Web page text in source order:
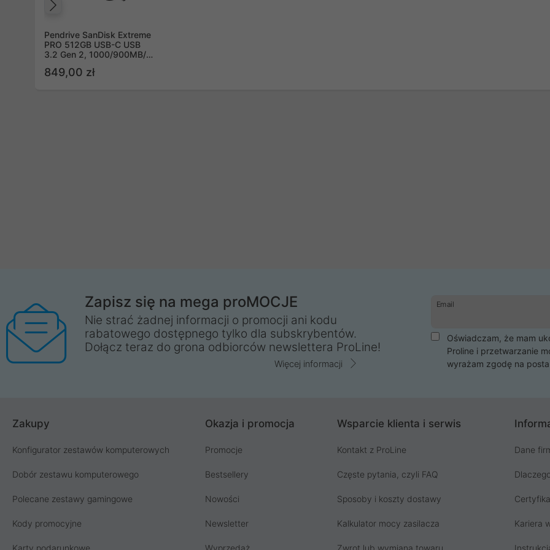
Pendrive SanDisk Extreme
PRO 512GB USB-C USB
3.2 Gen 2, 1000/900MB/s,
849,00 zł
Zapisz się na mega proMOCJE
Nie strać żadnej informacji o promocji ani kodu
rabatowego dostępnego tylko dla subskrybentów.
Dołącz teraz do grona odbiorców newslettera ProLine!
Więcej informacji
Email
Oświadczam, że mam
Proline i przetwarzanie
wyrażam zgodę na
Zakupy
Konfigurator zestawów komputerowych
Dobór zestawu komputerowego
Polecane zestawy gamingowe
Kody promocyjne
Karty podarunkowe
Okazja i promocja
Promocje
Bestsellery
Nowości
Newsletter
Wyprzedaż
Wsparcie klienta i serwis
Kontakt z ProLine
Częste pytania, czyli FAQ
Sposoby i koszty dostawy
Kalkulator mocy zasilacza
Zwrot lub wymiana towaru
Dane
Kariera